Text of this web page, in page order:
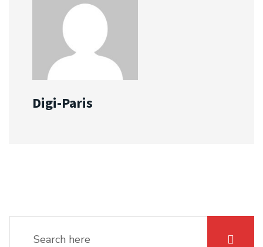
Digi-Paris